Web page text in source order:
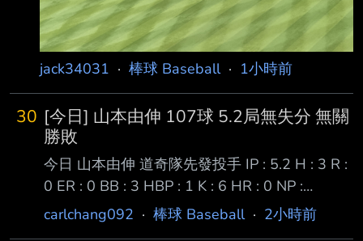
jack34031 · 棒球 Baseball· 1小時前
30 [今日] 山本由伸 107球 5.2局無失分 無關
勝敗
今日 山本由伸 道奇隊先發投手 IP : 5.2 H : 3 R :
0 ER : 0 BB : 3 HBP : 1 K : 6 HR : 0 NP :
107(62S) MAX : 97.8mph ERA : 2.65 W-L :
carlchang092 · 棒球 Baseball· 2小時前